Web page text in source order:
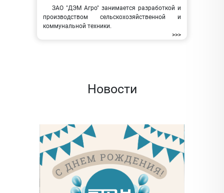
ЗАО "ДЭМ Агро" занимается разработкой и
производством сельскохозяйственной и
коммунальной техники.
>>>
Новости